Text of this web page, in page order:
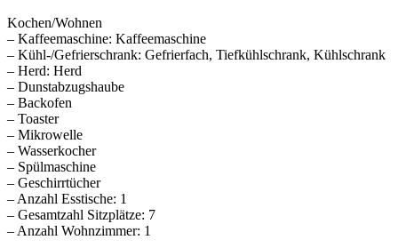
Kochen/Wohnen
– Kaffeemaschine: Kaffeemaschine
– Kühl-/Gefrierschrank: Gefrierfach, Tiefkühlschrank, Kühlschrank
– Herd: Herd
– Dunstabzugshaube
– Backofen
– Toaster
– Mikrowelle
– Wasserkocher
– Spülmaschine
– Geschirrtücher
– Anzahl Esstische: 1
– Gesamtzahl Sitzplätze: 7
– Anzahl Wohnzimmer: 1